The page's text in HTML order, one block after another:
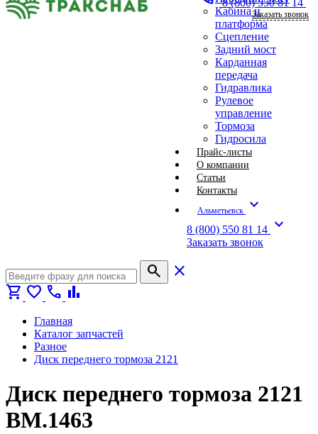
Кабина и
платформа
Сцепление
Задний мост
Карданная
передача
Гидравлика
Рулевое
управление
Тормоза
Гидросила
Прайс-листы
О компании
Статьи
Контакты
Альметьевск expand_more
8 (800) 550 81 14 expand_more
Заказать звонок
Заказать звонок
search
close
shopping_cart favorite call bar_chart
Главная
Каталог запчастей
Разное
Диск переднего тормоза 2121
Диск переднего тормоза 2121
ВМ.1463